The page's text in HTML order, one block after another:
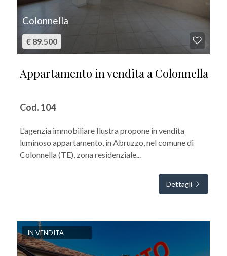
Colonnella
€ 89.500
Appartamento in vendita a Colonnella
Cod. 104
L'agenzia immobiliare Ilustra propone in vendita
luminoso appartamento, in Abruzzo, nel comune di
Colonnella (TE), zona residenziale...
Dettagli
IN VENDITA